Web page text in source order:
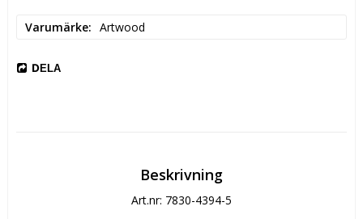
Varumärke Artwood
DELA
Beskrivning
Art.nr: 7830-4394-5